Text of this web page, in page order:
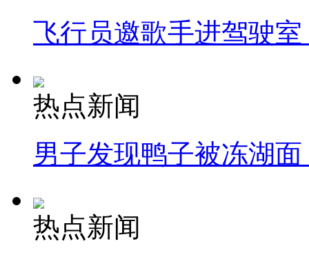
飞行员邀歌手进驾驶
热点新闻
男子发现鸭子被冻湖
热点新闻